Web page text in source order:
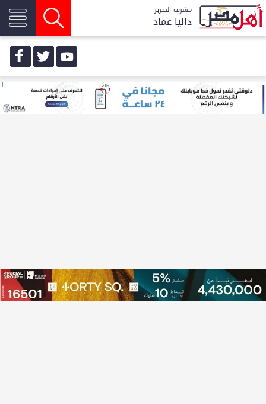
مشرف التحرير
داليا عماد